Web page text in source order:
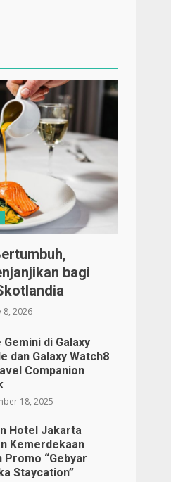
bagi
8, 2026
Gemini di Galaxy
dan Galaxy Watch8
Companion
18, 2025
Hotel Jakarta
Kemerdekaan
Promo “Gebyar
Staycation”